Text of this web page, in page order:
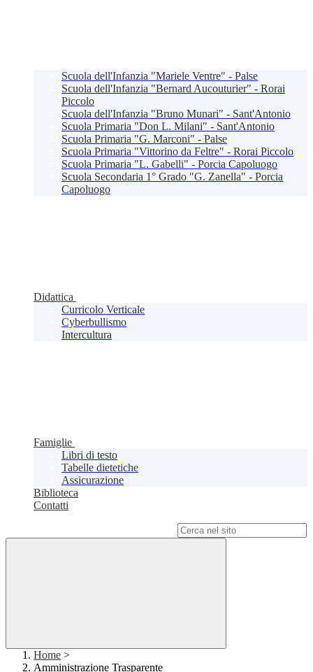
Scuola dell'Infanzia "Mariele Ventre" - Palse
Scuola dell'Infanzia "Bernard Aucouturier" - Rorai
Piccolo
Scuola dell'Infanzia "Bruno Munari" - Sant'Antonio
Scuola Primaria "Don L. Milani" - Sant'Antonio
Scuola Primaria "G. Marconi" - Palse
Scuola Primaria "Vittorino da Feltre" - Rorai Piccolo
Scuola Primaria "L. Gabelli" - Porcia Capoluogo
Scuola Secondaria 1° Grado "G. Zanella" - Porcia
Capoluogo
Didattica
Curricolo Verticale
Cyberbullismo
Intercultura
Famiglie
Libri di testo
Tabelle dietetiche
Assicurazione
Biblioteca
Contatti
Home >
Amministrazione Trasparente